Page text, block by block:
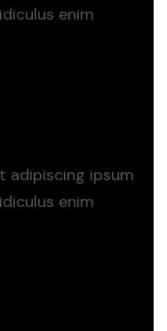
enim
adipiscing ipsum
enim